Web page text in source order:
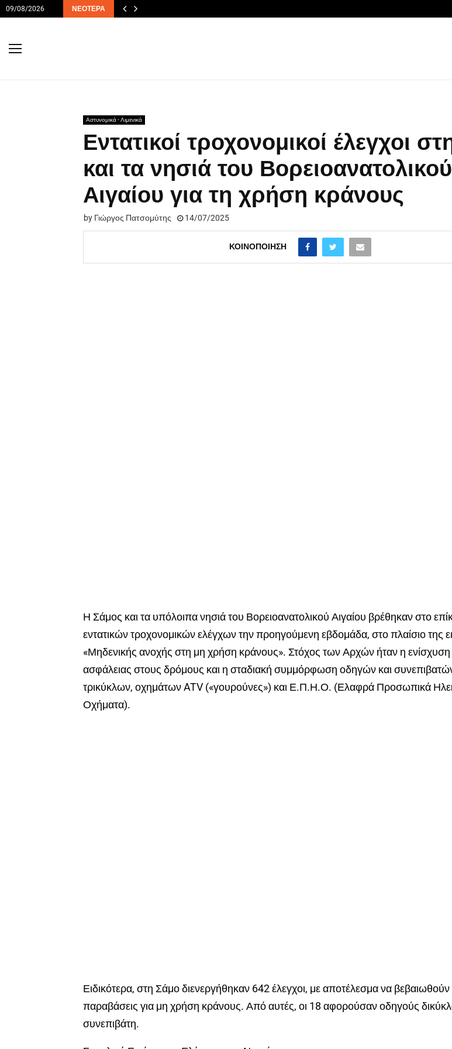
09/08/2026 ΝΕΌΤΕΡΑ
Αστυνομικά - Λιμενικά
Εντατικοί τροχονομικοί έλεγχοι
και τα νησιά του Βορειοανατολικού
Αιγαίου για τη χρήση κράνους
by Γιώργος Πατσομύτης 14/07/2025
ΚΟΙΝΟΠΟΊΗΣΗ
Η Σάμος και τα υπόλοιπα νησιά του Βορειοανατολικού Αιγαίου βρέθηκαν στο
εντατικών τροχονομικών ελέγχων την προηγούμενη εβδομάδα, στο πλαίσιο της
«Μηδενικής ανοχής στη μη χρήση κράνους». Στόχος των Αρχών ήταν η ενίσχυση
ασφάλειας στους δρόμους και η σταδιακή συμμόρφωση οδηγών και
τρικύκλων, οχημάτων ATV («γουρούνες») και Ε.Π.Η.Ο. (Ελαφρά Προσωπικά
Οχήματα).
Ειδικότερα, στη Σάμο διενεργήθηκαν 642 έλεγχοι, με αποτέλεσμα να
παραβάσεις για μη χρήση κράνους. Από αυτές, οι 18 αφορούσαν οδηγούς
συνεπιβάτη.